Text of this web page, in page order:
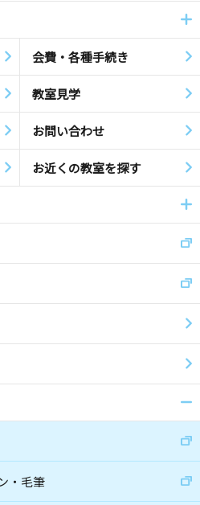
会費・各種手続き
教室見学
お問い合わせ
お近くの教室を探す
・毛筆